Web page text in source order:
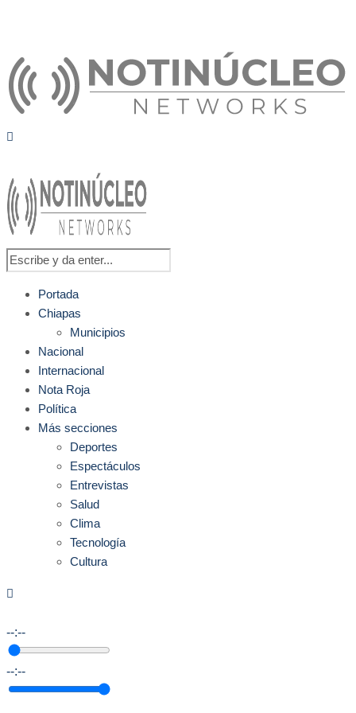
Portada
Chiapas
Municipios
Nacional
Internacional
Nota Roja
Política
Más secciones
Deportes
Espectáculos
Entrevistas
Salud
Clima
Tecnología
Cultura
--:--
--:--